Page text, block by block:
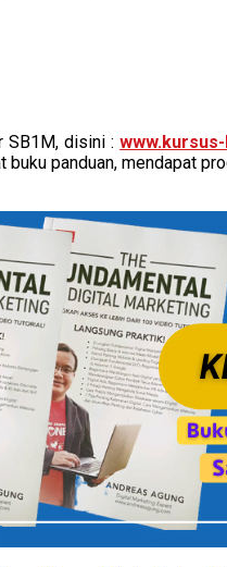
SB1M, disini :
panduan, mendapat